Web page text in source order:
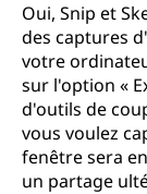
Oui, Snip et
des captures
votre
sur l'option «
d'outils de
vous voulez
fenêtre sera
un partage